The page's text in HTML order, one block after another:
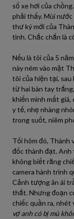
số xe hơi của
phải thấy. Mùi
thư ký mới của
tình. Chắc chắn là
Nếu là tôi của 5
này ném vào mặt
tôi của hiện tại, sau
từ hai bàn tay
khiến mình mất
y tế, nhẹ nhàng
trong suốt, niêm
Tối hôm đó, Thành
đốc thành đạt. Anh
không biết rằng
camera hành trình
Cảnh tượng ân ái
thắt. Nhưng đoạn
chiếc quần ra, nhét
vợ anh có bị mù